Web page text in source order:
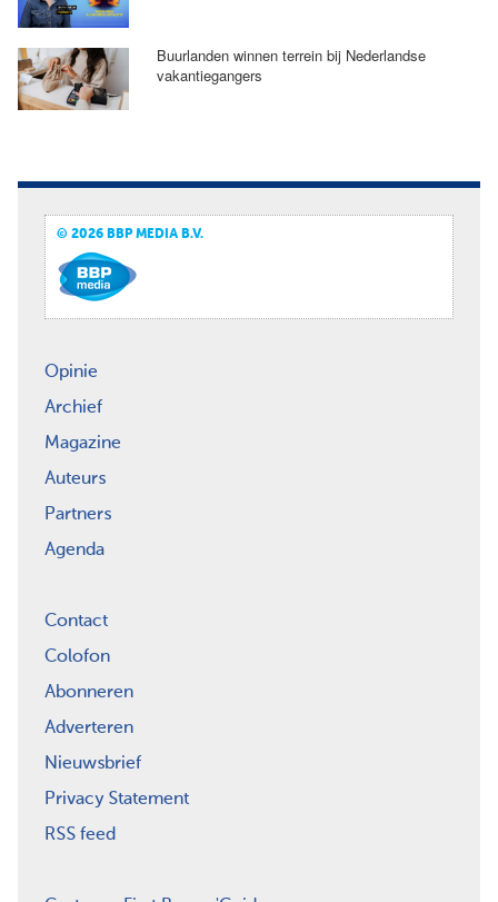
Buurlanden winnen terrein bij Nederlandse
vakantiegangers
© 2026 BBP MEDIA B.V.
Opinie
Archief
Magazine
Auteurs
Partners
Agenda
Contact
Colofon
Abonneren
Adverteren
Nieuwsbrief
Privacy Statement
RSS feed